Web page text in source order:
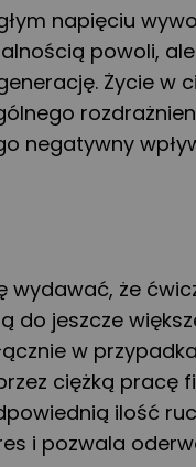
napięciu
powoli,
Życie w
negatywny
wydawać, że
do jeszcze
w
ciężką pracę
ilość
i pozwala